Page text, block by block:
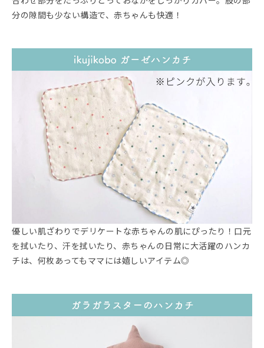
分の隙間も少ない構造で、赤ちゃんも快適！
優しい肌ざわりでデリケートな赤ちゃんの肌にぴったり！口元
を拭いたり、汗を拭いたり、赤ちゃんの日常に大活躍のハンカ
チは、何枚あってもママには嬉しいアイテム◎